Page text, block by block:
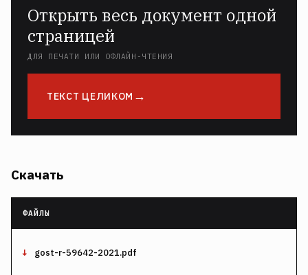
Открыть весь документ одной
страницей
ДЛЯ ПЕЧАТИ ИЛИ ОФЛАЙН-ЧТЕНИЯ
ТЕКСТ ЦЕЛИКОМ
Скачать
gost-r-59642-2021.pdf